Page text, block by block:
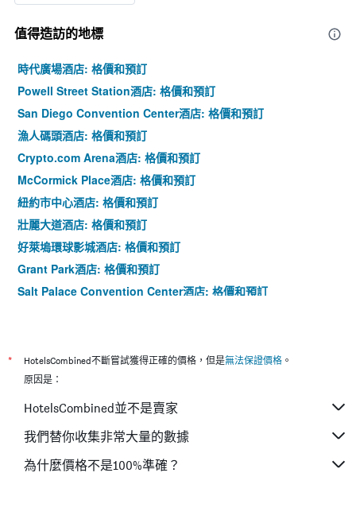
值得造訪的地標
時代廣場酒店: 格價和預訂
Powell Street Station酒店: 格價和預訂
San Diego Convention Center酒店: 格價和預訂
漁人碼頭酒店: 格價和預訂
Crypto.com Arena酒店: 格價和預訂
McCormick Place酒店: 格價和預訂
紐約市中心酒店: 格價和預訂
壯麗大道酒店: 格價和預訂
好萊塢環球影城酒店: 格價和預訂
Grant Park酒店: 格價和預訂
Salt Palace Convention Center酒店: 格價和預訂
* HotelsCombined不斷嘗試獲得正確的價格，但是無法保證價格 。
原因是：
HotelsCombined並不是賣家
我們替你收集非常大量的數據
為什麼價格不是100%準確？